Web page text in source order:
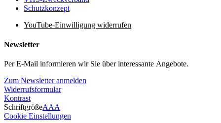
Schutzkonzept
YouTube-Einwilligung widerrufen
Newsletter
Per E-Mail informieren wir Sie über interessante Angebote.
Zum Newsletter anmelden
Widerrufsformular
Kontrast
SchriftgrößeAAA
Cookie Einstellungen